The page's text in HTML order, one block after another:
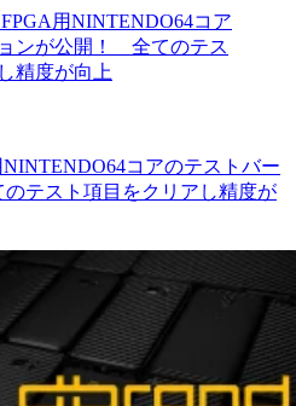
コアのテストバー
テスト項目をクリアし精度が